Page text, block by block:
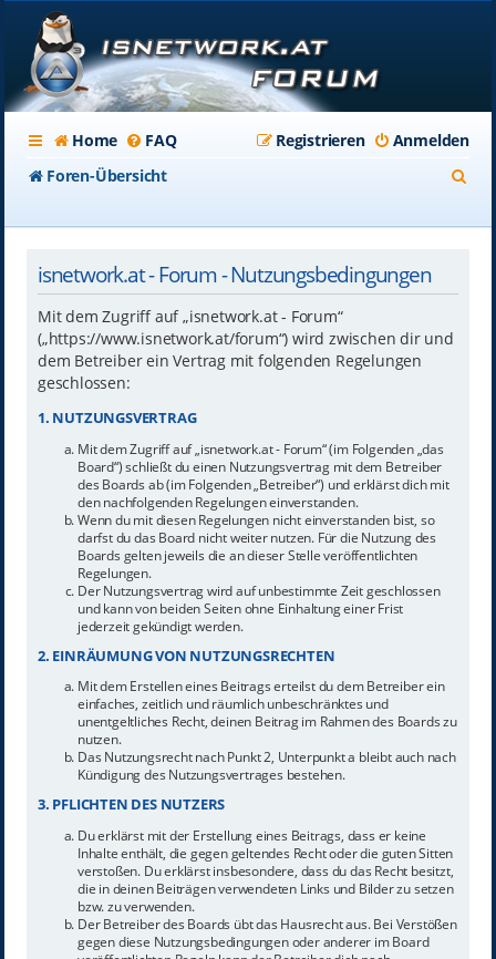
Home FAQ Anmelden
Registrieren
Foren-Übersicht
isnetwork.at - Forum - Nutzungsbedingungen
Mit dem Zugriff auf „isnetwork.at - Forum“
(„https://www.isnetwork.at/forum“) wird zwischen dir und
dem Betreiber ein Vertrag mit folgenden Regelungen
geschlossen:
1. NUTZUNGSVERTRAG
Mit dem Zugriff auf „isnetwork.at - Forum“ (im Folgenden „das
Board“) schließt du einen Nutzungsvertrag mit dem Betreiber
des Boards ab (im Folgenden „Betreiber“) und erklärst dich mit
den nachfolgenden Regelungen einverstanden.
Wenn du mit diesen Regelungen nicht einverstanden bist, so
darfst du das Board nicht weiter nutzen. Für die Nutzung des
Boards gelten jeweils die an dieser Stelle veröffentlichten
Regelungen.
Der Nutzungsvertrag wird auf unbestimmte Zeit geschlossen
und kann von beiden Seiten ohne Einhaltung einer Frist
jederzeit gekündigt werden.
2. EINRÄUMUNG VON NUTZUNGSRECHTEN
Mit dem Erstellen eines Beitrags erteilst du dem Betreiber ein
einfaches, zeitlich und räumlich unbeschränktes und
unentgeltliches Recht, deinen Beitrag im Rahmen des Boards zu
nutzen.
Das Nutzungsrecht nach Punkt 2, Unterpunkt a bleibt auch nach
Kündigung des Nutzungsvertrages bestehen.
3. PFLICHTEN DES NUTZERS
Du erklärst mit der Erstellung eines Beitrags, dass er keine
Inhalte enthält, die gegen geltendes Recht oder die guten Sitten
verstoßen. Du erklärst insbesondere, dass du das Recht besitzt,
die in deinen Beiträgen verwendeten Links und Bilder zu setzen
bzw. zu verwenden.
Der Betreiber des Boards übt das Hausrecht aus. Bei Verstößen
gegen diese Nutzungsbedingungen oder anderer im Board